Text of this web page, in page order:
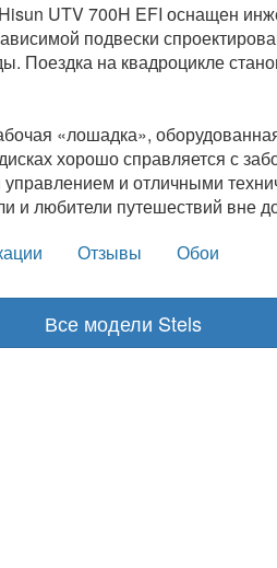
UTV 700H EFI оснащен
подвески
Поездка на квадроцикле
«лошадка»,
хорошо справляется с
и отличными
и любители путешествий вне
Отзывы Обои
Все модели Stels